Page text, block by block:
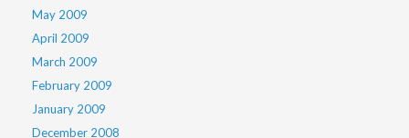
May 2009
April 2009
March 2009
February 2009
January 2009
December 2008